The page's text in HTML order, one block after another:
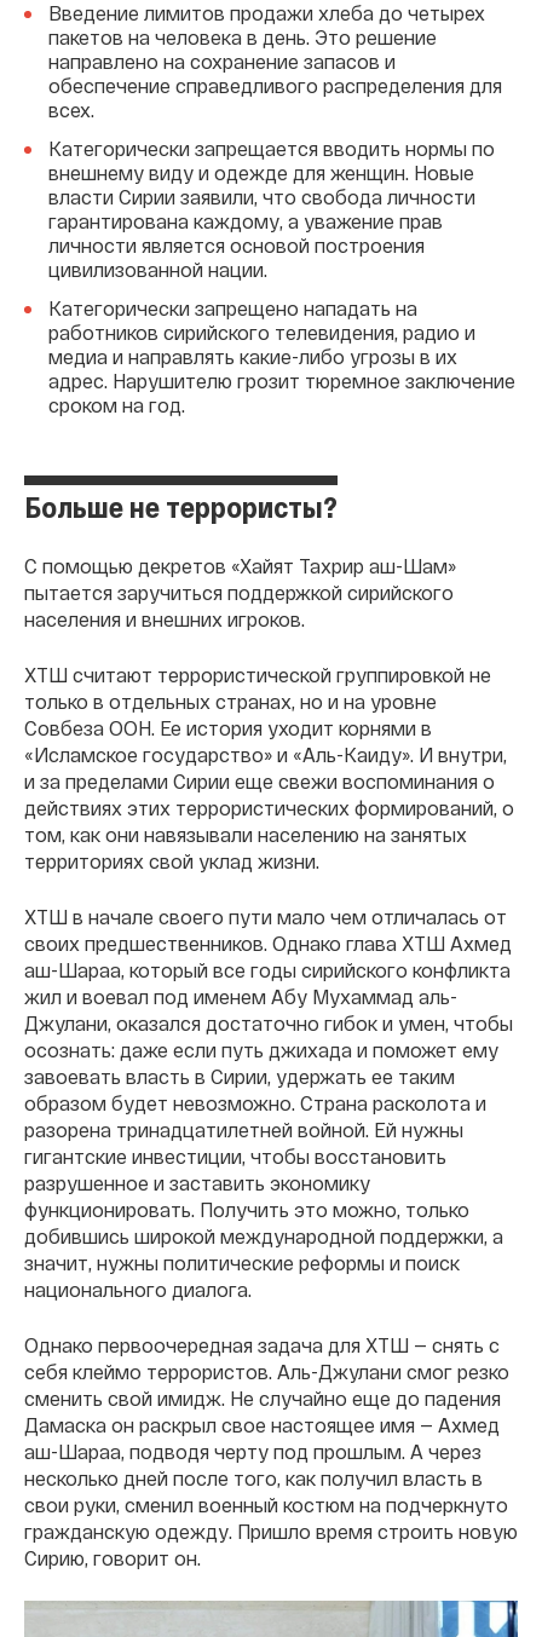
Введение лимитов продажи хлеба до четырех
пакетов на человека в день. Это решение
направлено на сохранение запасов и
обеспечение справедливого распределения для
всех.
Категорически запрещается вводить нормы по
внешнему виду и одежде для женщин. Новые
власти Сирии заявили, что свобода личности
гарантирована каждому, а уважение прав
личности является основой построения
цивилизованной нации.
Категорически запрещено нападать на
работников сирийского телевидения, радио и
медиа и направлять какие-либо угрозы в их
адрес. Нарушителю грозит тюремное заключение
сроком на год.
Больше не террористы?
С помощью декретов «Хайят Тахрир аш-Шам»
пытается заручиться поддержкой сирийского
населения и внешних игроков.
ХТШ считают террористической группировкой не
только в отдельных странах, но и на уровне
Совбеза ООН. Ее история уходит корнями в
«Исламское государство» и «Аль-Каиду». И внутри,
и за пределами Сирии еще свежи воспоминания о
действиях этих террористических формирований, о
том, как они навязывали населению на занятых
территориях свой уклад жизни.
ХТШ в начале своего пути мало чем отличалась от
своих предшественников. Однако глава ХТШ Ахмед
аш-Шараа, который все годы сирийского конфликта
жил и воевал под именем Абу Мухаммад аль-
Джулани, оказался достаточно гибок и умен, чтобы
осознать: даже если путь джихада и поможет ему
завоевать власть в Сирии, удержать ее таким
образом будет невозможно. Страна расколота и
разорена тринадцатилетней войной. Ей нужны
гигантские инвестиции, чтобы восстановить
разрушенное и заставить экономику
функционировать. Получить это можно, только
добившись широкой международной поддержки, а
значит, нужны политические реформы и поиск
национального диалога.
Однако первоочередная задача для ХТШ — снять с
себя клеймо террористов. Аль-Джулани смог резко
сменить свой имидж. Не случайно еще до падения
Дамаска он раскрыл свое настоящее имя — Ахмед
аш-Шараа, подводя черту под прошлым. А через
несколько дней после того, как получил власть в
свои руки, сменил военный костюм на подчеркнуто
гражданскую одежду. Пришло время строить новую
Сирию, говорит он.